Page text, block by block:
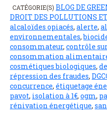
CATÉGORIE(S) BLOG DE
DROIT DES POLLUTIONS
alcaloïdes opiacés, alerte,
environnementales,
consommateur, contrôle
consommation
cosmétiques biologiques,
répression des fraudes,
concurrence, étiquetage
pavot, isolation à 1€, ogm,
rénivation énergétique,